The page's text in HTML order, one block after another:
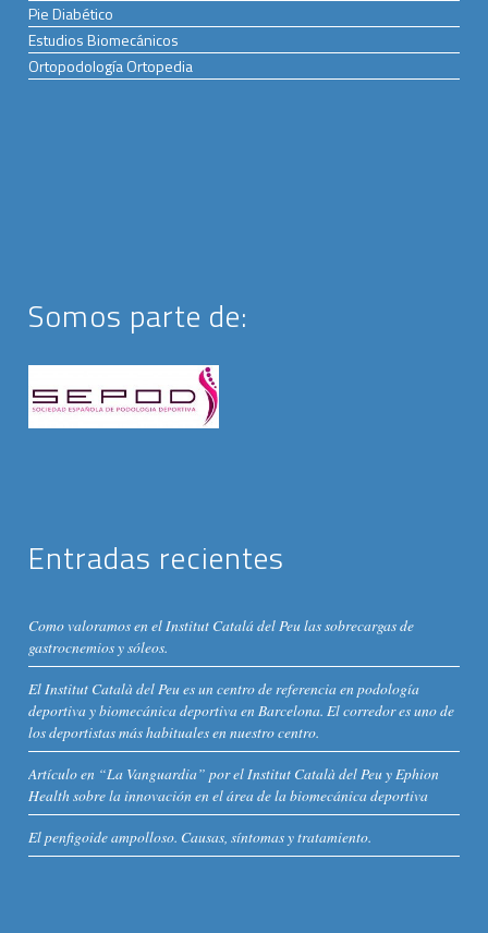
Pie Diabético
Estudios Biomecánicos
Ortopodología Ortopedia
Somos parte de:
Entradas recientes
Como valoramos en el Institut Catalá del Peu las sobrecargas de
gastrocnemios y sóleos.
El Institut Català del Peu es un centro de referencia en podología
deportiva y biomecánica deportiva en Barcelona. El corredor es uno de
los deportistas más habituales en nuestro centro.
Artículo en “La Vanguardia” por el Institut Català del Peu y Ephion
Health sobre la innovación en el área de la biomecánica deportiva
El penfigoide ampolloso. Causas, síntomas y tratamiento.